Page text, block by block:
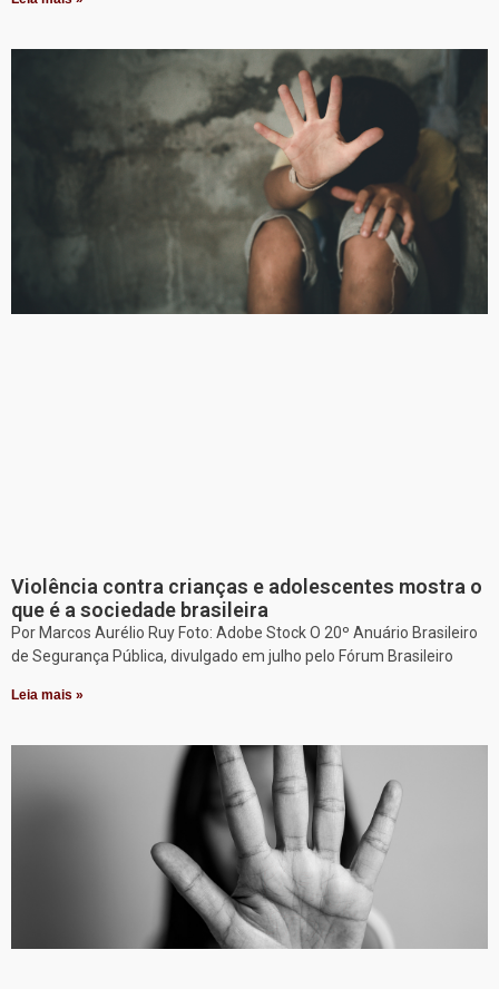
Violência contra crianças e adolescentes mostra o
que é a sociedade brasileira
Por Marcos Aurélio Ruy Foto: Adobe Stock O 20º Anuário Brasileiro
de Segurança Pública, divulgado em julho pelo Fórum Brasileiro
Leia mais »